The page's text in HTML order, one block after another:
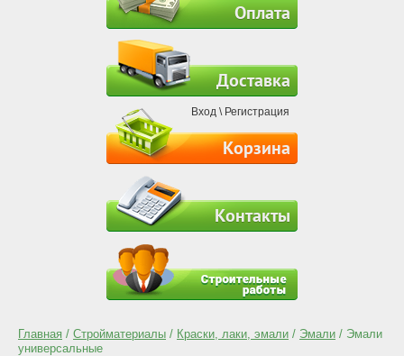
Оплата
Доставка
Корзина
Контакты
Вход\ Регистрация
Главная / Стройматериалы / Краски, лаки, эмали / Эмали / Эмали
универсальные